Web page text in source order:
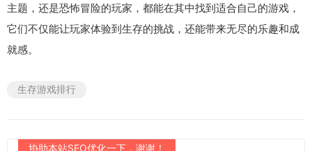
主题，还是恐怖冒险的玩家，都能在其中找到适合自己的游戏，
它们不仅能让玩家体验到生存的挑战，还能带来无尽的乐趣和成
就感。
生存游戏排行
协助本站SEO优化一下，谢谢！